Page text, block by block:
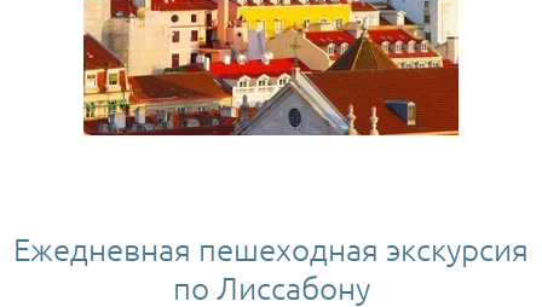
Ежедневная пешеходная экскурсия
по Лиссабону